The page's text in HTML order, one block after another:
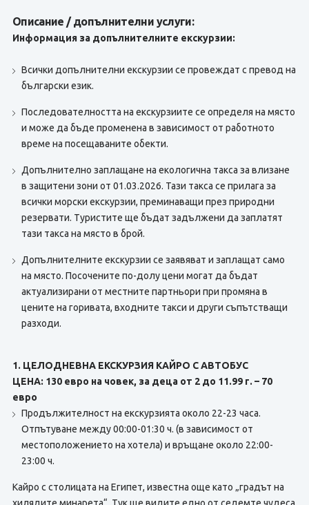
Описание / допълнителни услуги:
Информация за допълнителните екскурзии:
Всички допълнителни екскурзии се провеждат с превод на
български език.
Последователността на екскурзиите се определя на място
и може да бъде променена в зависимост от работното
време на посещаваните обекти.
Допълнително заплащане на екологична такса за влизане
в защитени зони от 01.03.2026. Тази такса се прилага за
всички морски екскурзии, преминаващи през природни
резервати. Туристите ще бъдат задължени да заплатят
тази такса на място в брой.
Допълнителните екскурзии се заявяват и заплащат само
на място. Посочените по-долу цени могат да бъдат
актуализирани от местните партньори при промяна в
цените на горивата, входните такси и други съпътстващи
разходи.
1. ЦЕЛОДНЕВНА ЕКСКУРЗИЯ КАЙРО С АВТОБУС
ЦЕНА: 130 евро на човек, за деца от 2 до 11.99 г. – 70
евро
Продължителност на екскурзията около 22-23 часа.
Отпътуване между 00:00-01:30 ч. (в зависимост от
местоположението на хотела) и връщане около 22:00-
23:00 ч.
Кайро с столицата на Египет, известна още като „градът на